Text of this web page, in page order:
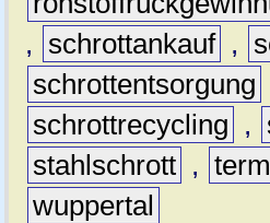
,
schrottankauf ,
schrottentsorgung
schrottrecycling
,
stahlschrott ,
wuppertal